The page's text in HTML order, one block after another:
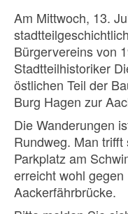
Am Mittwoch, 13.
Bürgervereins von
Stadtteilhistoriker
östlichen Teil der
Burg Hagen zur
Die Wanderungen
Rundweg. Man
Parkplatz am
erreicht wohl
Aackerfährbrücke.